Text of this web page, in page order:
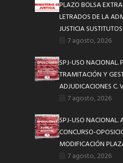
PLAZO BOLSA
LETRADOS DE LA
JUSTICIA SUSTITUTOS
7 agosto, 2026
SPJ-USO NACIONAL.
TRAMITACIÓN Y
ADJUDICACIONES C.
7 agosto, 2026
SPJ-USO NACIONAL.
CONCURSO-
MODIFICACIÓN
7 agosto, 2026